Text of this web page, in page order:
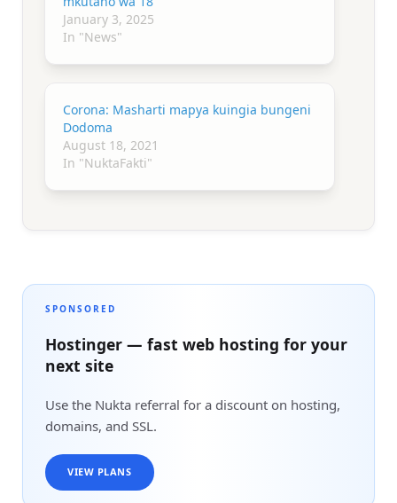
January 3, 2025
In "News"
Corona: Masharti mapya kuingia bungeni
Dodoma
August 18, 2021
In "NuktaFakti"
SPONSORED
Hostinger — fast web hosting for your
next site
Use the Nukta referral for a discount on hosting,
domains, and SSL.
VIEW PLANS